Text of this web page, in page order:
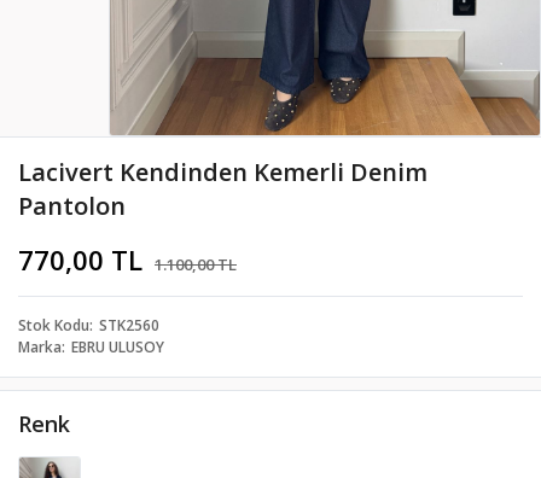
Lacivert Kendinden Kemerli Denim
Pantolon
770,00 TL 1.100,00 TL
Stok Kodu STK2560
Marka EBRU ULUSOY
Renk